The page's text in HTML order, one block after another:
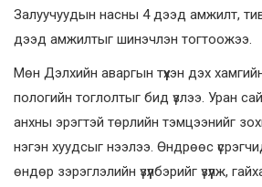
Залуучуудын насны 4 дээд амжилт, тив
дээд амжилтыг шинэчлэн тогтоожээ.
Мөн Дэлхийн аваргын түүхэн дэх
пологийн тоглолтыг бид үзлээ. Уран
анхны эрэгтэй төрлийн тэмцээнийг
нэгэн хуудсыг нээлээ. Өндрөөс
өндөр зэрэглэлийн үзүүлбэрийг үзүүлж,